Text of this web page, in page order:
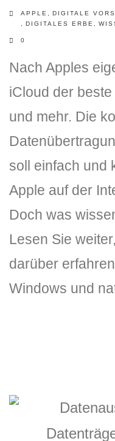
APPLE DIGITALE
DIGITALES ERBE
0
Nach Apples
iCloud der
und mehr. Die
soll einfach und
Apple auf der
Doch was
Lesen Sie
darüber
Windows und